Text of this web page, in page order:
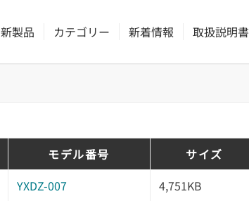
新製品 カテゴリー 新着情報 取扱説明書
モデル番号
サイズ
YXDZ-007
4,751KB